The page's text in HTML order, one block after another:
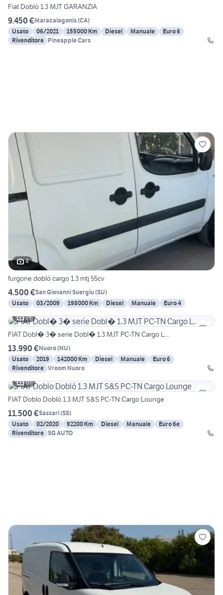
Fiat Doblò 1.3 MJT GARANZIA
9.450 €Maracalagonis(CA)
Usato
06/2021 155000 Km Diesel Manuale
Euro 6
Rivenditore Pineapple Cars
4
furgone doblò cargo 1.3 mtj 55cv
4.500 €San Giovanni Suergiu(SU)
Usato
03/2009 198000 Km Diesel Manuale
Euro 4
29
FIAT Dobl� 3� serie Dobl� 1.3 MJT PC-TN Cargo L...
13.990 €Nuoro(NU)
Usato
2019 142000 Km Diesel Manuale
Euro 6
Rivenditore Vroom Nuoro
10
FIAT Doblo Doblò 1.3 MJT S&S PC-TN Cargo Lounge
11.500 €Sassari(SS)
Usato
02/2020 92200 Km Diesel Manuale
Euro 6e
Rivenditore SG AUTO